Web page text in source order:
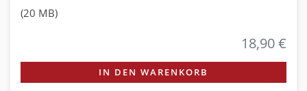
(20 MB)
18,90 €
IN DEN WARENKORB